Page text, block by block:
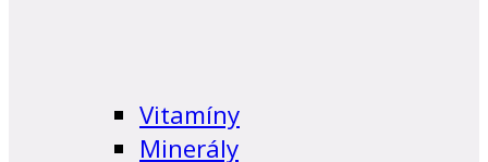
Vitamíny
Minerály